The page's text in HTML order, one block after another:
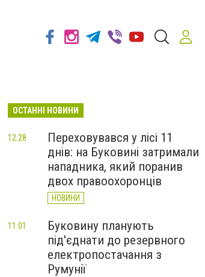
ОСТАННІ НОВИНИ
Переховувався у лісі 11
днів: на Буковині затримали
нападника, який поранив
двох правоохоронців
НОВИНИ
12:28
Буковину планують
під'єднати до резервного
електропостачання з
Румунії
11:01